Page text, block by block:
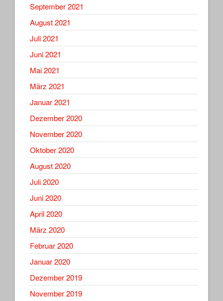
September 2021
August 2021
Juli 2021
Juni 2021
Mai 2021
März 2021
Januar 2021
Dezember 2020
November 2020
Oktober 2020
August 2020
Juli 2020
Juni 2020
April 2020
März 2020
Februar 2020
Januar 2020
Dezember 2019
November 2019